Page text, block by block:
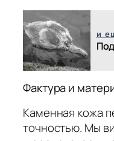
и
Фактура и
Каменная кожа
точностью. Мы